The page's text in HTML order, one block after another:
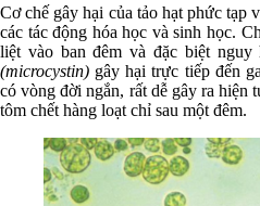
Cơ chế gây hại của tảo hạt phức tạp
các tác động hóa học và sinh học.
liệt vào ban đêm và đặc biệt
(microcystin) gây hại trực tiếp đến
có vòng đời ngắn, rất dễ gây ra hiện
tôm chết hàng loạt chỉ sau một đêm.